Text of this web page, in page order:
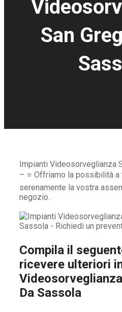
San
Impianti Videosorveglianza
– ⭐ Offriamo la possibilità
serenamente la vostra
negozio.
Compila il
ricevere ulteriori
Da Sassola